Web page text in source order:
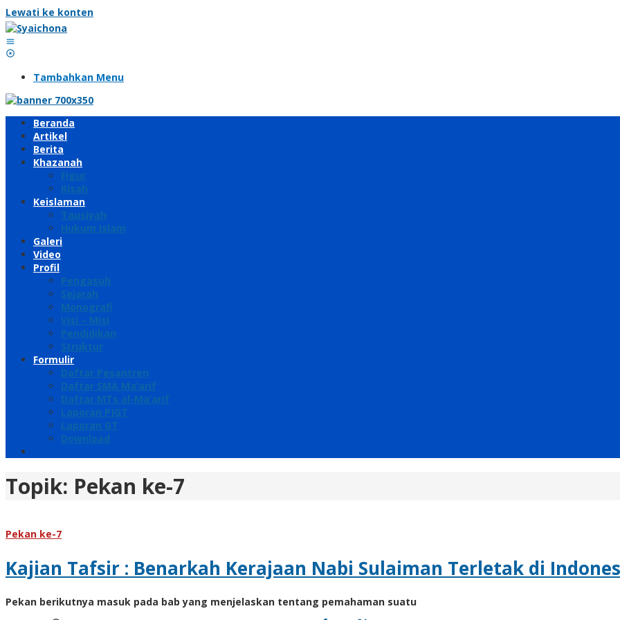
Lewati ke konten
Tambahkan Menu
Beranda
Artikel
Berita
Khazanah
Figur
Kisah
Keislaman
Tausiyah
Hukum Islam
Galeri
Video
Profil
Pengasuh
Sejarah
Monografi
Visi – Misi
Pendidikan
Struktur
Formulir
Daftar Pesantren
Daftar SMA Ma’arif
Daftar MTs al-Ma’arif
Laporan PJGT
Laporan GT
Download
Topik: Pekan ke-7
Pekan ke-7
Kajian Tafsir : Benarkah Kerajaan Nabi Sulaiman Terletak di
Pekan berikutnya masuk pada bab yang menjelaskan tentang pemahaman suatu